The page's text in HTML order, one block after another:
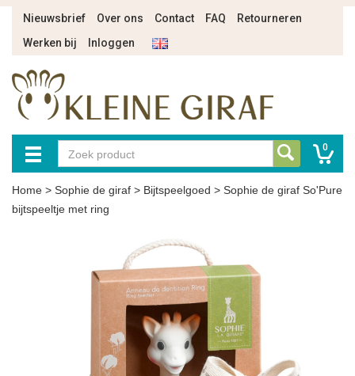
Nieuwsbrief Over ons Contact FAQ
Retourneren
Werken bij
Inloggen
0
Home > Sophie de giraf > Bijtspeelgoed > Sophie de giraf So'Pure
bijtspeeltje met ring